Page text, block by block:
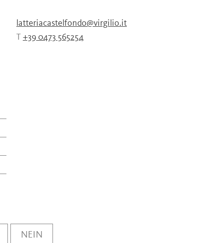
latteriacastelfondo@virgilio.it
T +39 0473 565254
NEIN